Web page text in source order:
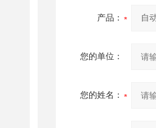
产品：
您的单位：
您的姓名：